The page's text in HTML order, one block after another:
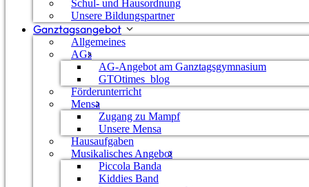
Schul- und Hausordnung
Unsere Bildungspartner
Ganztagsangebot
Allgemeines
AGs
AG-Angebot am Ganztagsgymnasium
GTOtimes_blog
Förderunterricht
Mensa
Zugang zu Mampf
Unsere Mensa
Hausaufgaben
Musikalisches Angebot
Piccola Banda
Kiddies Band
Feierliche Zeugnisübergabe an die